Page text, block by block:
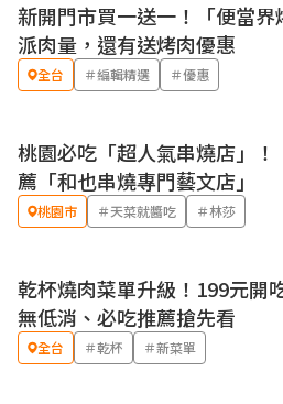
優惠
新開門市買一送一！「便當
派肉量，還有送烤肉優惠
全台 ＃編輯精選 ＃優惠
桃園必吃「超人氣串燒店」
薦「和也串燒專門藝文店」
桃園市 ＃天菜就醬吃 ＃林莎
乾杯燒肉菜單升級！199元開
無低消、必吃推薦搶先看
全台 ＃乾杯 ＃新菜單